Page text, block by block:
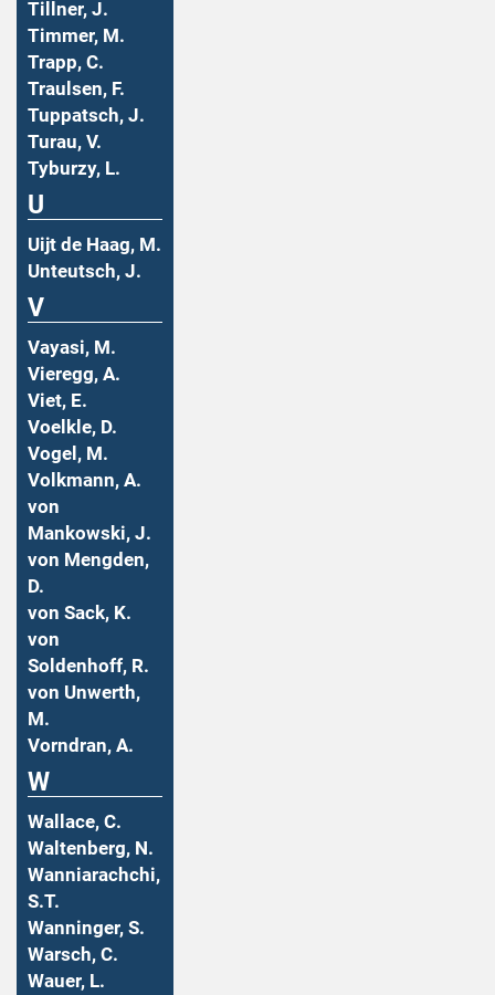
Tillner, J.
Timmer, M.
Trapp, C.
Traulsen, F.
Tuppatsch, J.
Turau, V.
Tyburzy, L.
U
Uijt de Haag, M.
Unteutsch, J.
V
Vayasi, M.
Vieregg, A.
Viet, E.
Voelkle, D.
Vogel, M.
Volkmann, A.
von
Mankowski, J.
von Mengden,
D.
von Sack, K.
von
Soldenhoff, R.
von Unwerth,
M.
Vorndran, A.
W
Wallace, C.
Waltenberg, N.
Wanniarachchi,
S.T.
Wanninger, S.
Warsch, C.
Wauer, L.